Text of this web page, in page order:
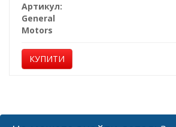
Артикул:
General
Motors
КУПИТИ